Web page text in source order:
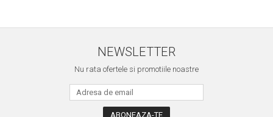
NEWSLETTER
Nu rata ofertele si promotiile noastre